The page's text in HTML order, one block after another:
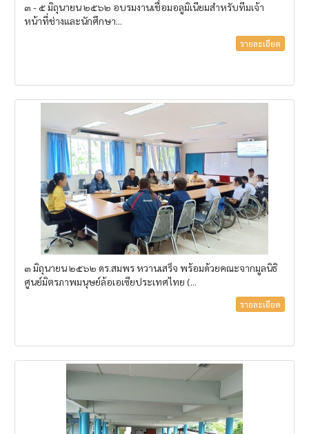
๓ - ๕ มิถุนายน ๒๕๖๒ อบรมงานเชื่อมอลูมิเนียมสำหรับทีมเจ้า
หน้าที่ช่างและนักศึกษา...
รายละเอียด
๓ มิถุนายน ๒๕๖๒ ดร.สมพร หวานเสร็จ พร้อมด้วยคณะจากมูลนิธิ
ศูนย์มิตรภาพมนุษย์ล้อเอเซียประเทศไทย (...
รายละเอียด